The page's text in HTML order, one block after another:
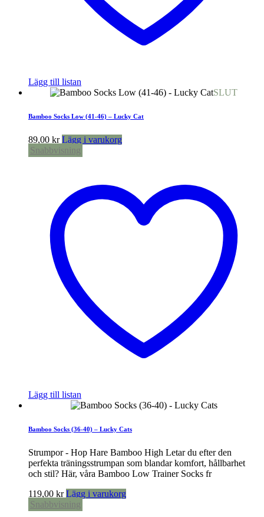
Lägg till listan
SLUT
Bamboo Socks Low (41-46) – Lucky Cat
89,00 kr Lägg i varukorg
Snabbvisning
Lägg till listan
Bamboo Socks (36-40) – Lucky Cats
Strumpor - Hop Hare Bamboo High Letar du efter den
perfekta träningsstrumpan som blandar komfort, hållbarhet
och stil? Här, våra Bamboo Low Trainer Socks fr
119,00 kr Lägg i varukorg
Snabbvisning